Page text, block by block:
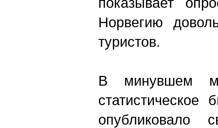
Норвегию
туристов.
В минувшем
статистическое
опубликовало